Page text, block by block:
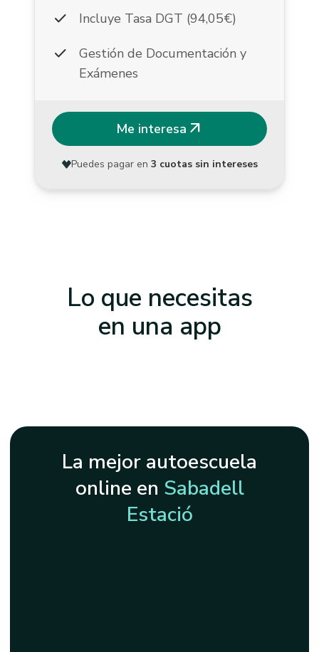
check Incluye Tasa DGT (94,05€)
check
Gestión de Documentación y
Exámenes
Me interesa arrow_outward
Puedes pagar en 3 cuotas sin intereses
Lo que necesitas
en una app
La mejor autoescuela
online en Sabadell
Estació